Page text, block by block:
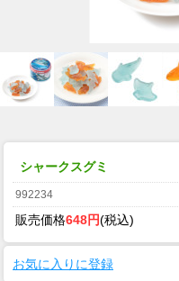
シャークスグミ
992234
販売価格648円(税込)
お気に入りに登録